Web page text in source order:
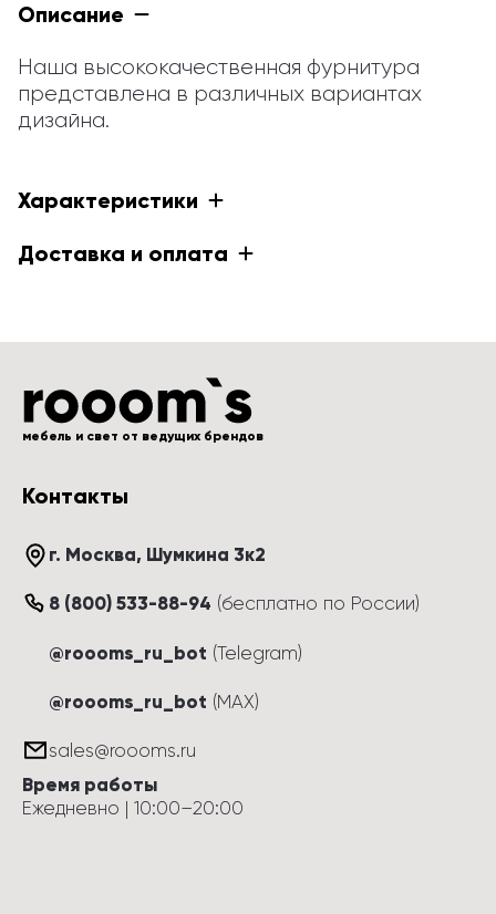
Описание
Наша высококачественная фурнитура
представлена в различных вариантах
дизайна.
Характеристики
Доставка и оплата
мебель и свет от ведущих брендов
Контакты
г. Москва, Шумкина 3к2
8 (800) 533-88-94 (бесплатно по России)
@roooms_ru_bot (Telegram)
@roooms_ru_bot (MAX)
sales@roooms.ru
Время работы
Ежедневно | 10:00–20:00